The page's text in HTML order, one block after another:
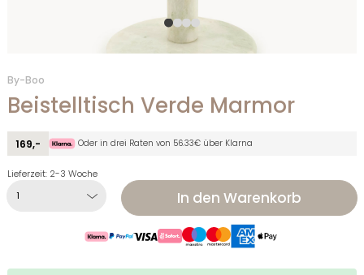
By-Boo
Beistelltisch Verde Marmor
169,- Oder in drei Raten von 56.33€ über Klarna
Lieferzeit: 2-3 Woche
In den Warenkorb